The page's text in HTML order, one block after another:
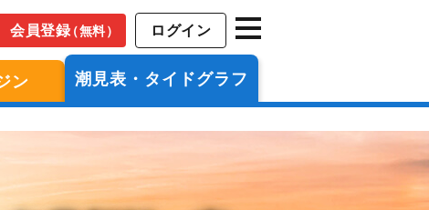
会員登録（無料） ログイン
ン 潮見表・タイドグラフ